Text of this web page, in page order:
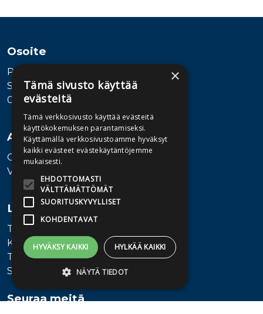
Osoite
Publiva Oy
Sörnäistenkatu 1
00580 Helsinki
Asiakaspalvelu
Ota yhteyttä
Vaihde: 010 345100
Lisätietoa
Toimitusehdot
Käyttöohjeet
Tietosuojaseloste
Saavutettavuusseloste
Seuraa meitä
×
Tämä sivusto käyttää
evästeitä
Tämä verkkosivusto käyttää evästeitä
käyttökokemuksen parantamiseksi.
Käyttämällä verkkosivustoamme hyväksyt
kaikki evästeet evästekäytäntöjemme
mukaisesti.
EHDOTTOMASTI
VÄLTTÄMÄTTÖMÄT
SUORITUSKYVYLLISET
KOHDENTAVAT
HYVÄKSY KAIKKI HYLKÄÄ KAIKKI
NÄYTÄ TIEDOT